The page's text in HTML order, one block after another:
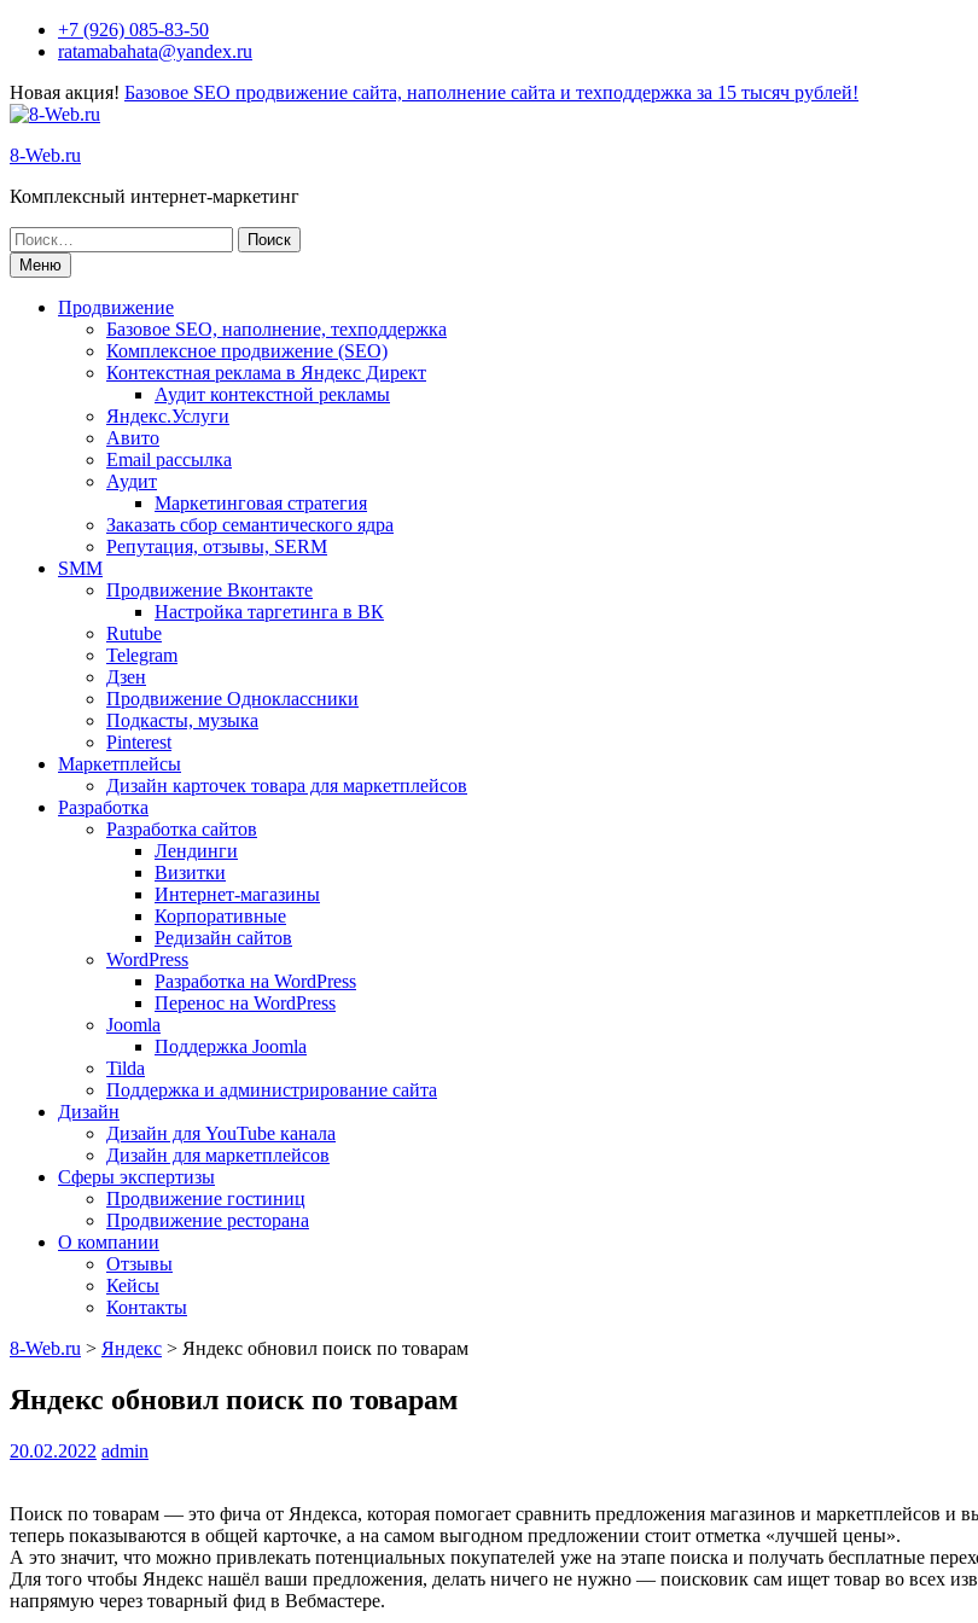
+7 (926) 085-83-50
ratamabahata@yandex.ru
Новая акция! Базовое SEO продвижение сайта, наполнение сайта и техподдержка за 15 тысяч рублей!
8-Web.ru
Комплексный интернет-маркетинг
Меню
Продвижение
Базовое SEO, наполнение, техподдержка
Комплексное продвижение (SEO)
Контекстная реклама в Яндекс Директ
Аудит контекстной рекламы
Яндекс.Услуги
Авито
Email рассылка
Аудит
Маркетинговая стратегия
Заказать сбор семантического ядра
Репутация, отзывы, SERM
SMM
Продвижение Вконтакте
Настройка таргетинга в ВК
Rutube
Telegram
Дзен
Продвижение Одноклассники
Подкасты, музыка
Pinterest
Маркетплейсы
Дизайн карточек товара для маркетплейсов
Разработка
Разработка сайтов
Лендинги
Визитки
Интернет-магазины
Корпоративные
Редизайн сайтов
WordPress
Разработка на WordPress
Перенос на WordPress
Joomla
Поддержка Joomla
Tilda
Поддержка и администрирование сайта
Дизайн
Дизайн для YouTube канала
Дизайн для маркетплейсов
Сферы экспертизы
Продвижение гостиниц
Продвижение ресторана
О компании
Отзывы
Кейсы
Контакты
8-Web.ru > Яндекс > Яндекс обновил поиск по товарам
Яндекс обновил поиск по товарам
20.02.2022 admin
Поиск по товарам — это фича от Яндекса, которая помогает сравнить предложения магазинов и маркетплейсов и
теперь показываются в общей карточке, а на самом выгодном предложении стоит отметка «лучшей цены».
А это значит, что можно привлекать потенциальных покупателей уже на этапе поиска и получать бесплатные
Для того чтобы Яндекс нашёл ваши предложения, делать ничего не нужно — поисковик сам ищет товар во всех
напрямую через товарный фид в Вебмастере.